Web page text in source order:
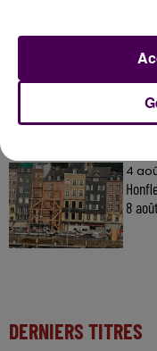
11
4
8 août
DERNIERS TITRES